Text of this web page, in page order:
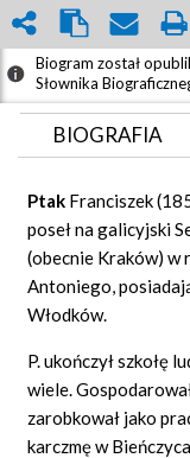
Biogram został
Słownika
BIOGRAFIA
ZDJĘCIA (2)
GRAF
DYSKUSJA
Ptak Franciszek
poseł na galicyjski
(obecnie Kraków) w
Antoniego,
Włodków.
P. ukończył szkołę
wiele.
zarobkował jako
karczmę w